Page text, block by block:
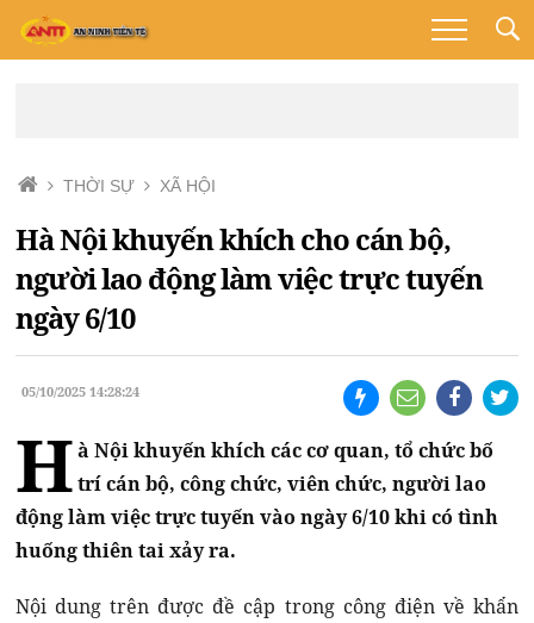
THỜI SỰ XÃ HỘI
Hà Nội khuyến khích cho cán bộ,
người lao động làm việc trực tuyến
ngày 6/10
05/10/2025 14:28:24
H à Nội khuyến khích các cơ quan, tổ chức bố
trí cán bộ, công chức, viên chức, người lao
động làm việc trực tuyến vào ngày 6/10 khi có tình
huống thiên tai xảy ra.
Nội dung trên được đề cập trong công điện về khẩn